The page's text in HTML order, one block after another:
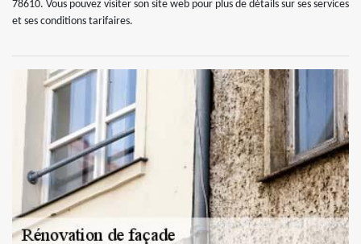
78610. Vous pouvez visiter son site web pour plus de détails sur ses services
et ses conditions tarifaires.